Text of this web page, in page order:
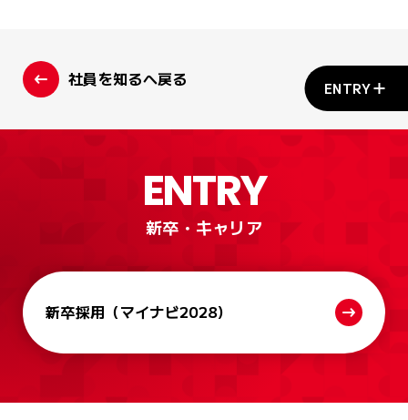
社員を知るへ戻る
ENTRY
新卒・キャリア
新卒採用 （マイナビ2028）
ENTRY